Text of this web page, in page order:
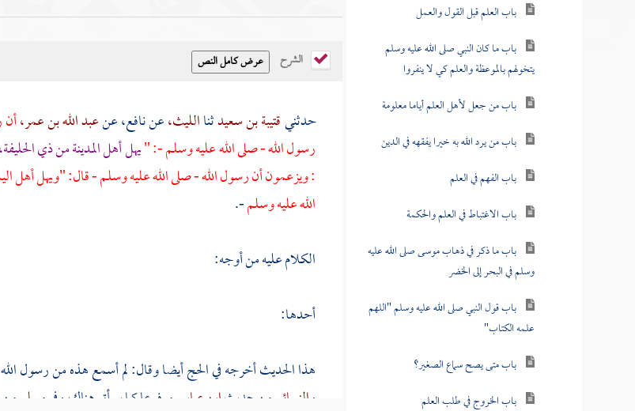
باب العلم قبل القول والعمل
باب ما كان النبي صلى الله عليه وسلم
يتخولهم بالموعظة والعلم كي لا ينفروا
باب من جعل لأهل العلم أياما معلومة
باب من يرد الله به خيرا يفقهه في الدين
باب الفهم في العلم
باب الاغتباط في العلم والحكمة
باب ما ذكر في ذهاب موسى صلى الله عليه
وسلم في البحر إلى الخضر
باب قول النبي صلى الله عليه وسلم "اللهم
علمه الكتاب"
باب متى يصح سماع الصغير؟
باب الخروج في طلب العلم
الشرح
حدثنيقتيبة بن سعيدثناالليث،عننافع،عنعبد الله بن عمر،أن
رسول الله - صلى الله عليه وسلم -: "يهلأهل المدينةمنذي الحليفة،
: ويزعمون أن رسول الله - صلى الله عليه وسلم - قال: "ويهلأهل
الله عليه وسلم-.
الكلام عليه من أوجه:
أحدها:
هذا الحديث أخرجه في الحج أيضا وقال: لم أسمع هذه من رسول
والنسائي من حديثابن عباس مرفوعا كما سيأتي هناك، وفي مسلم